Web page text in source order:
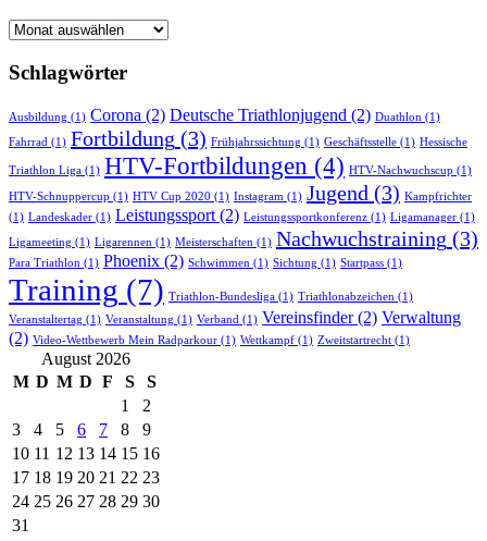
Newsarchiv
Schlagwörter
Ausbildung (1) Corona (2) Deutsche Triathlonjugend (2) Duathlon (1)
Fahrrad (1) Fortbildung (3) Frühjahrssichtung (1) Geschäftsstelle (1) Hessische
Triathlon Liga (1) HTV-Fortbildungen (4) HTV-Nachwuchscup (1)
HTV-Schnuppercup (1) HTV Cup 2020 (1) Instagram (1) Jugend (3) Kampfrichter
(1) Landeskader (1) Leistungssport(2) Leistungssportkonferenz (1) Ligamanager (1)
Ligameeting (1) Ligarennen (1) Meisterschaften (1) Nachwuchstraining (3)
Para Triathlon (1) Phoenix (2) Schwimmen (1) Sichtung (1) Startpass (1)
Training (7) Triathlon-Bundesliga (1) Triathlonabzeichen (1)
Veranstaltertag (1) Veranstaltung (1) Verband (1) Vereinsfinder(2) Verwaltung
(2) Video-Wettbewerb Mein Radparkour (1) Wettkampf (1) Zweitstartrecht (1)
August 2026
M D M D F S
S
1
2
3
4 5 6 7 8
9
10 11 12 13 14 15 16
17 18 19 20 21 22 23
24 25 26 27 28 29 30
31